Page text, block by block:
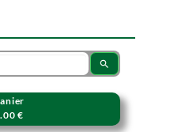
search
€